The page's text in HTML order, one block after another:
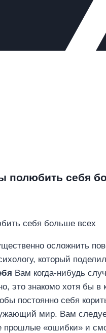
полюбить себя
осложнить
который
Вам когда-нибудь
это знакомо хотя бы
постоянно себя
мир. Вам
прошлые «ошибки» и